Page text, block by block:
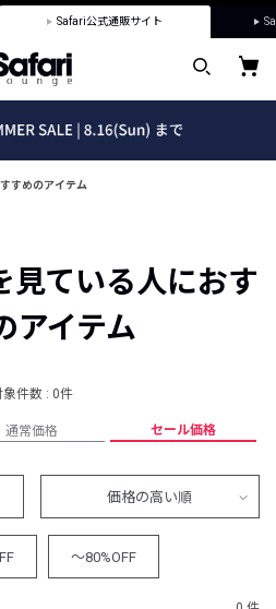
Safari公式通販サイト
すめのアイテム
見ている人におす
アイテム
象件数 : 0件
通常価格 セール価格
価格の高い順
～80%OFF